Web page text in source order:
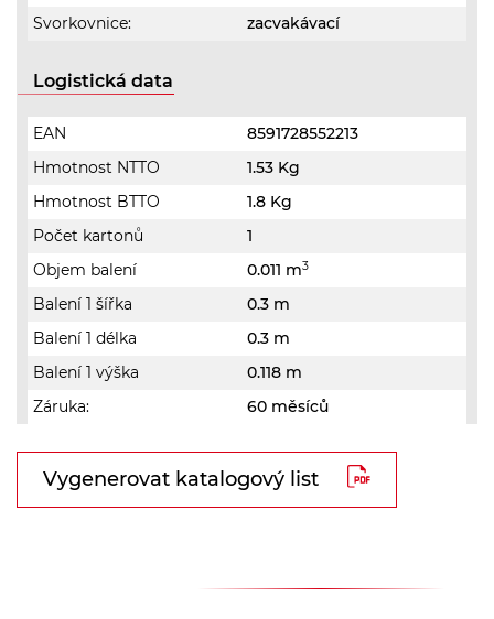
Svorkovnice:
zacvakávací
Logistická data
EAN
8591728552213
Hmotnost NTTO
1.53 Kg
Hmotnost BTTO
1.8 Kg
Počet kartonů
1
Objem balení
0.011 m3
Balení 1 šířka
0.3 m
Balení 1 délka
0.3 m
Balení 1 výška
0.118 m
Záruka:
60 měsíců
Vygenerovat katalogový list